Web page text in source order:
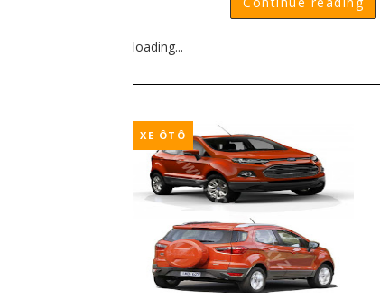
loading...
XE ÔTÔ